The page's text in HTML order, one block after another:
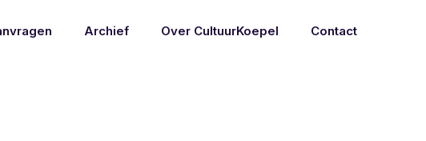
Archief Over CultuurKoepel Contact